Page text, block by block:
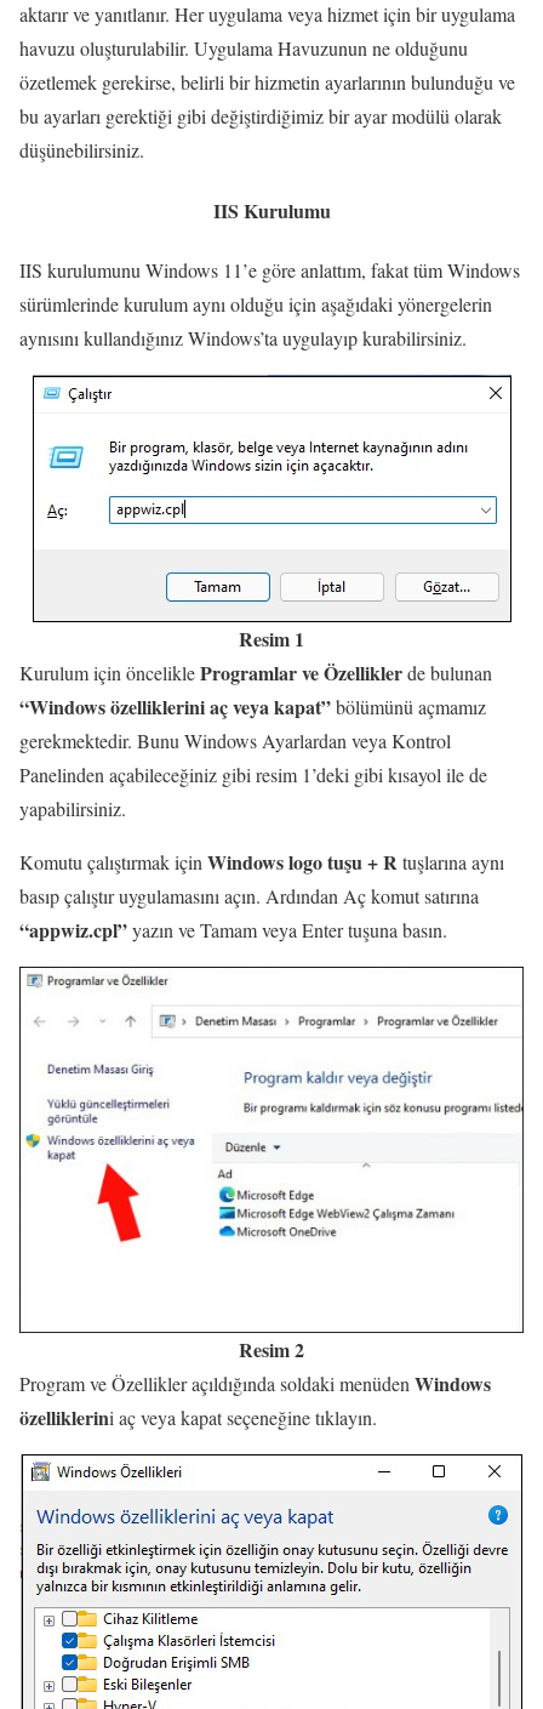
aktarır ve yanıtlanır. Her uygulama veya hizmet için bir uygulama
havuzu oluşturulabilir. Uygulama Havuzunun ne olduğunu
özetlemek gerekirse, belirli bir hizmetin ayarlarının bulunduğu ve
bu ayarları gerektiği gibi değiştirdiğimiz bir ayar modülü olarak
düşünebilirsiniz.
IIS Kurulumu
IIS kurulumunu Windows 11’e göre anlattım, fakat tüm Windows
sürümlerinde kurulum aynı olduğu için aşağıdaki yönergelerin
aynısını kullandığınız Windows’ta uygulayıp kurabilirsiniz.
Resim 1
Kurulum için öncelikleProgramlar ve Özelliklerde bulunan
“Windows özelliklerini aç veya kapat”bölümünü açmamız
gerekmektedir. Bunu Windows Ayarlardan veya Kontrol
Panelinden açabileceğiniz gibi resim 1’deki gibi kısayol ile de
yapabilirsiniz.
Komutu çalıştırmak için Windows logo tuşu + Rtuşlarına aynı
basıp çalıştır uygulamasını açın. Ardından Aç komut satırına
“appwiz.cpl”yazın ve Tamam veya Enter tuşuna basın.
Resim 2
Program ve Özellikler açıldığında soldaki menüden Windows
özelliklerini aç veya kapat seçeneğine tıklayın.